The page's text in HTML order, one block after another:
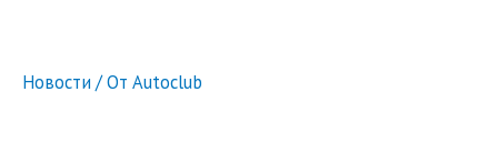
Новости / От Autoclub